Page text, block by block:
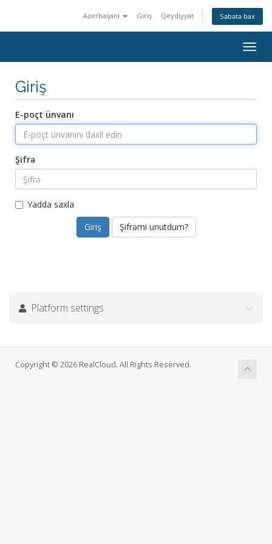
Azerbaijani Giriş Qeydiyyat Səbətə bax
Giriş
E-poçt ünvanı
Şifrə
Yadda saxla
Şifrəmi unutdum?
Platform settings
Copyright © 2026 RealCloud. All Rights Reserved.